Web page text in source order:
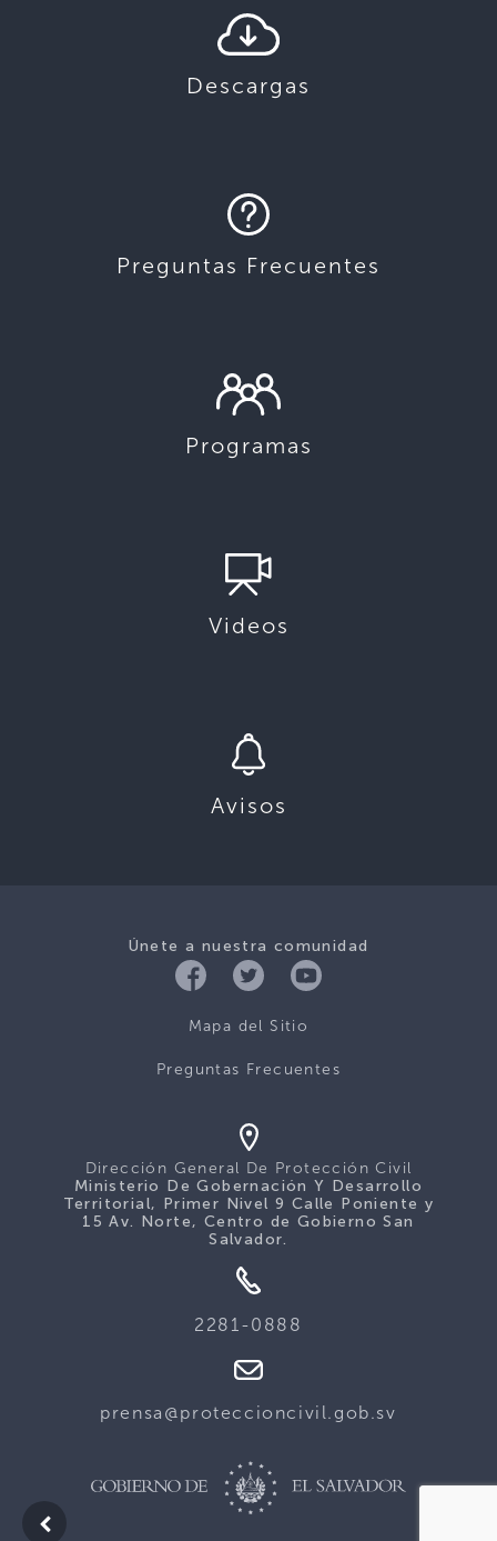
Descargas
Preguntas Frecuentes
Programas
Videos
Avisos
Únete a nuestra comunidad
Mapa del Sitio
Preguntas Frecuentes
Dirección General De Protección Civil
Ministerio De Gobernación Y Desarrollo
Territorial, Primer Nivel 9 Calle Poniente y
15 Av. Norte, Centro de Gobierno San
Salvador.
2281-0888
prensa@proteccioncivil.gob.sv